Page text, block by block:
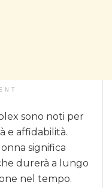
sono noti per
e affidabilità.
significa
durerà a lungo
nel tempo.